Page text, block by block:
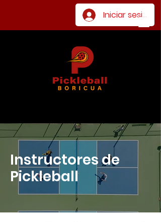
Iniciar sesión
Instructores de
Pickleball